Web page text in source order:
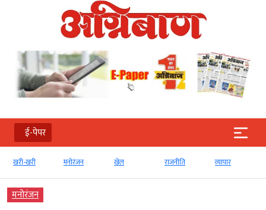
ई-पेपर
खरी-खरी मनोरंजन खेल राजनीति व्‍यापार
मनोरंजन